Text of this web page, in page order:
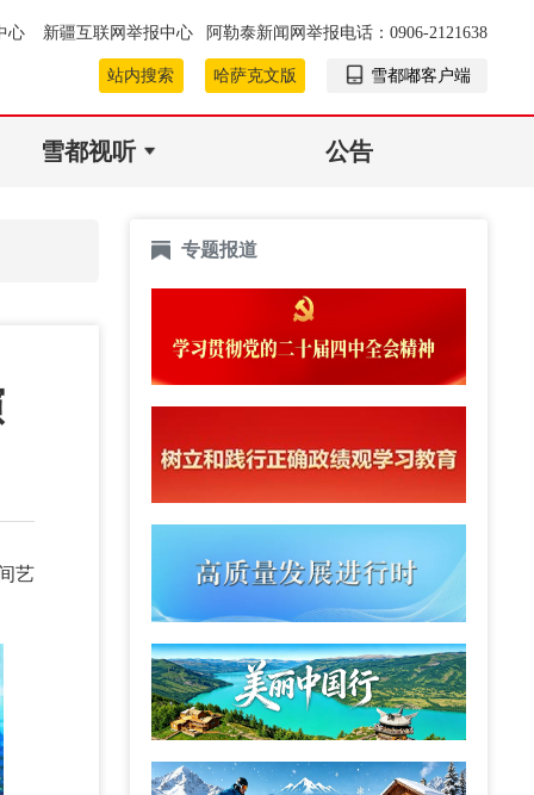
心 新疆互联网举报中心 阿勒泰新闻网举报电话：0906-2121638
站内搜索 哈萨克文版 雪都嘟客户端
雪都视听 公告
艺
专题报道